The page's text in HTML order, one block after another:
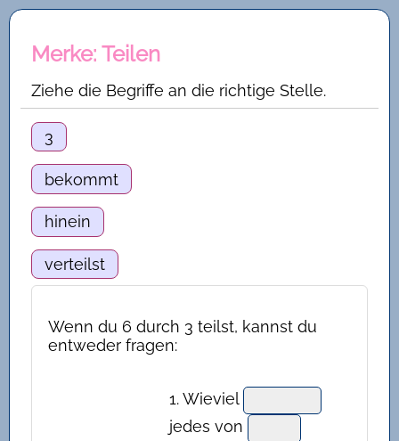
Merke: Teilen
Ziehe die Begriffe an die richtige Stelle.
3
bekommt
hinein
verteilst
Wenn du 6 durch 3 teilst, kannst du
entweder fragen:
1. Wieviel
jedes von